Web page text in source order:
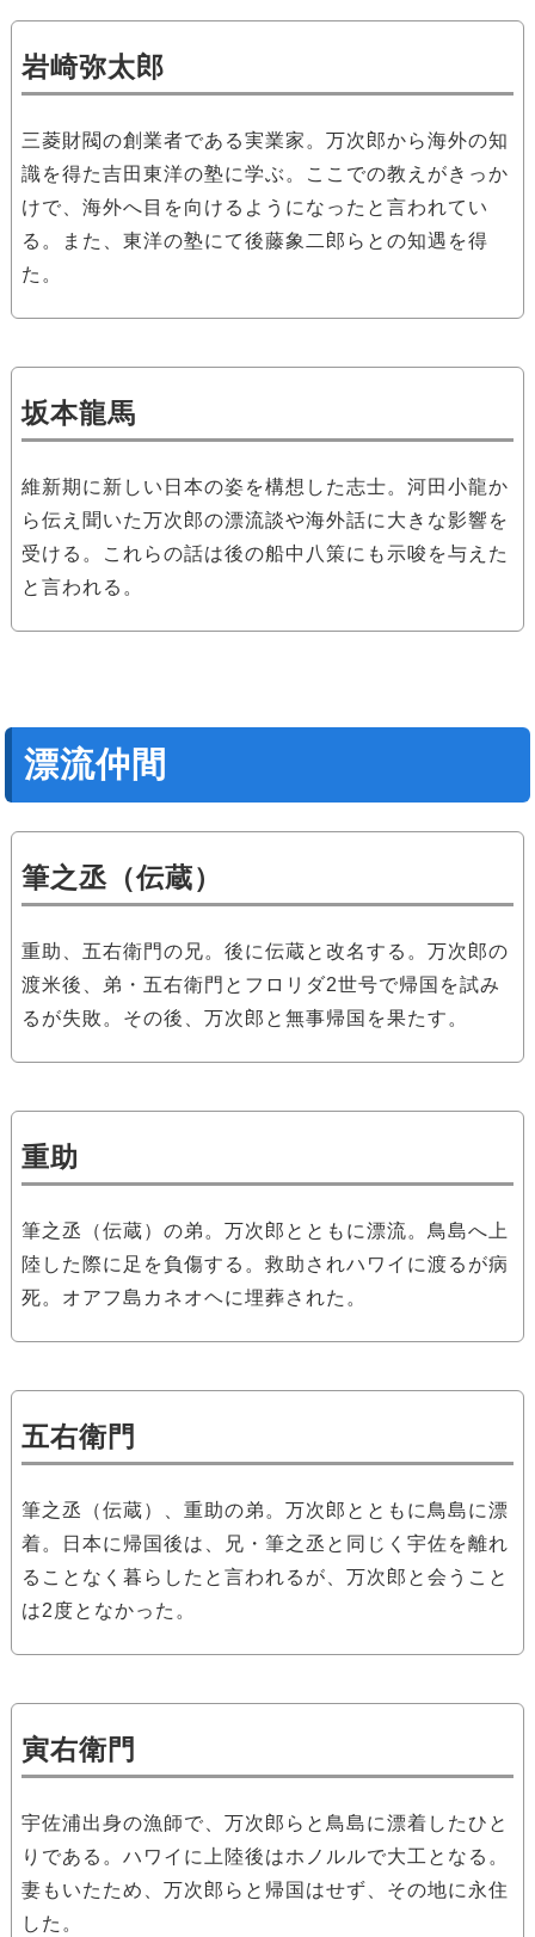
岩崎弥太郎
三菱財閥の創業者である実業家。万次郎から海外の知
識を得た吉田東洋の塾に学ぶ。ここでの教えがきっか
けで、海外へ目を向けるようになったと言われてい
る。また、東洋の塾にて後藤象二郎らとの知遇を得
た。
坂本龍馬
維新期に新しい日本の姿を構想した志士。河田小龍か
ら伝え聞いた万次郎の漂流談や海外話に大きな影響を
受ける。これらの話は後の船中八策にも示唆を与えた
と言われる。
漂流仲間
筆之丞（伝蔵）
重助、五右衛門の兄。後に伝蔵と改名する。万次郎の
渡米後、弟・五右衛門とフロリダ2世号で帰国を試み
るが失敗。その後、万次郎と無事帰国を果たす。
重助
筆之丞（伝蔵）の弟。万次郎とともに漂流。鳥島へ上
陸した際に足を負傷する。救助されハワイに渡るが病
死。オアフ島カネオヘに埋葬された。
五右衛門
筆之丞（伝蔵）、重助の弟。万次郎とともに鳥島に漂
着。日本に帰国後は、兄・筆之丞と同じく宇佐を離れ
ることなく暮らしたと言われるが、万次郎と会うこと
は2度となかった。
寅右衛門
宇佐浦出身の漁師で、万次郎らと鳥島に漂着したひと
りである。ハワイに上陸後はホノルルで大工となる。
妻もいたため、万次郎らと帰国はせず、その地に永住
した。